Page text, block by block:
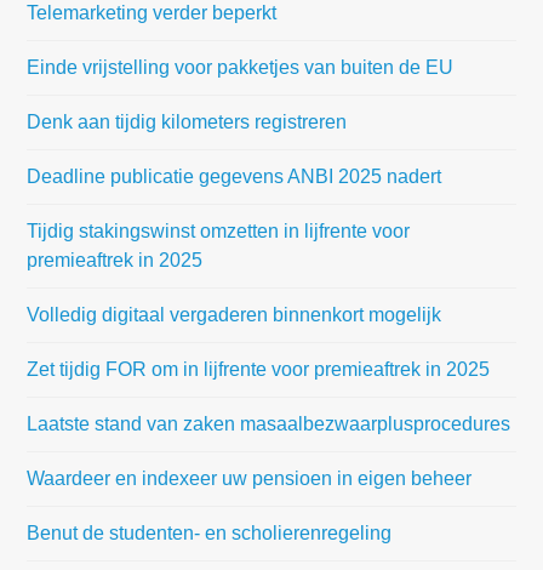
Telemarketing verder beperkt
Einde vrijstelling voor pakketjes van buiten de EU
Denk aan tijdig kilometers registreren
Deadline publicatie gegevens ANBI 2025 nadert
Tijdig stakingswinst omzetten in lijfrente voor
premieaftrek in 2025
Volledig digitaal vergaderen binnenkort mogelijk
Zet tijdig FOR om in lijfrente voor premieaftrek in 2025
Laatste stand van zaken masaalbezwaarplusprocedures
Waardeer en indexeer uw pensioen in eigen beheer
Benut de studenten- en scholierenregeling